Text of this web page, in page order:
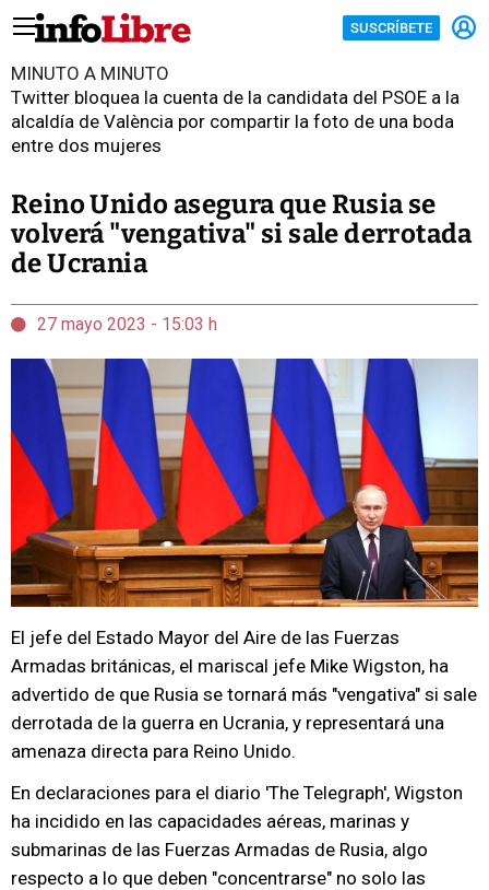
SUSCRÍBETE
MINUTO A MINUTO
Twitter bloquea la cuenta de la candidata del PSOE a la
alcaldía de València por compartir la foto de una boda
entre dos mujeres
Reino Unido asegura que Rusia se
volverá "vengativa" si sale derrotada
de Ucrania
27 mayo 2023 - 15:03 h
El jefe del Estado Mayor del Aire de las Fuerzas
Armadas británicas, el mariscal jefe Mike Wigston, ha
advertido de que Rusia se tornará más "vengativa" si sale
derrotada de la guerra en Ucrania, y representará una
amenaza directa para Reino Unido.
En declaraciones para el diario 'The Telegraph', Wigston
ha incidido en las capacidades aéreas, marinas y
submarinas de las Fuerzas Armadas de Rusia, algo
respecto a lo que deben "concentrarse" no solo las